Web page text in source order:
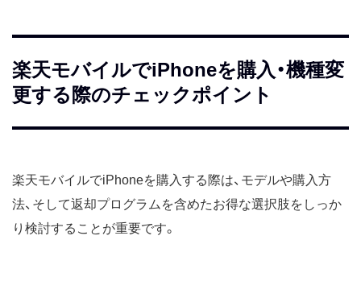
楽天モバイルでiPhoneを購入・機種変
更する際のチェックポイント
楽天モバイルでiPhoneを購入する際は、モデルや購入方
法、そして返却プログラムを含めたお得な選択肢をしっか
り検討することが重要です。